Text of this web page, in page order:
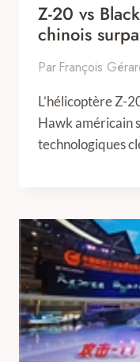
Z-20 vs
chinois
Par François
L’hélicoptère Z-
Hawk américain
technologiques